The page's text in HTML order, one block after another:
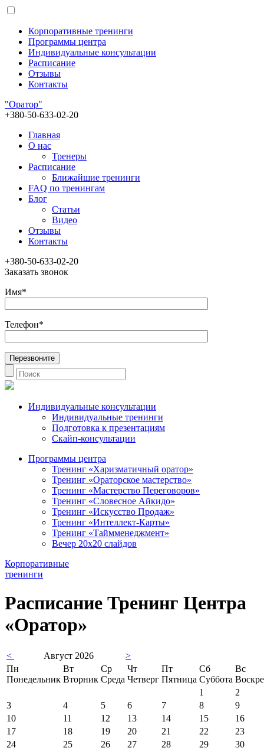
Корпоративные тренинги
Программы центра
Индивидуальные консультации
Расписание
Отзывы
Контакты
"Оратор"
+380-50-633-02-20
Главная
О нас
Тренеры
Расписание
Ближайшие тренинги
FAQ по тренингам
Блог
Статьи
Видео
Отзывы
Контакты
+380-50-633-02-20
Заказать звонок
Имя*
Телефон*
Индивидуальные консультации
Индивидуальные тренинги
Подготовка к презентациям
Скайп-консультации
Программы центра
Тренинг «Харизматичный оратор»
Тренинг «Ораторское мастерство»
Тренинг «Мастерство Переговоров»
Тренинг «Словесное Айкидо»
Тренинг «Искусство Продаж»
Тренинг «Интеллект-Карты»
Тренинг «Таймменеджмент»
Вечер 20х20 слайдов
Корпоративные
тренинги
Расписание Тренинг Центра
«Оратор»
< Август 2026
>
Пн
Понедельник
Вт
Вторник
Ср
Среда
Чт
Четверг
Пт
Пятница
Сб
Суббота
Вс
1
2
3
4 5 6 7 8
9
10
11 12 13 14 15
16
17
18 19 20 21 22
23
24
25 26 27 28 29
30